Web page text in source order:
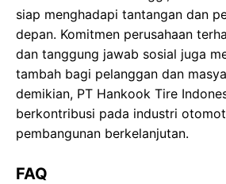
siap menghadapi tantangan dan
depan. Komitmen perusahaan
dan tanggung jawab sosial juga
tambah bagi pelanggan dan
demikian, PT Hankook Tire
berkontribusi pada industri
pembangunan berkelanjutan.
FAQ